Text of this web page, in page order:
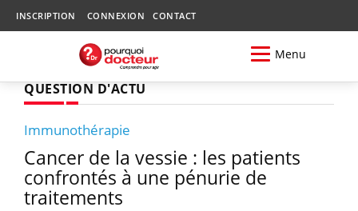
INSCRIPTION CONNEXION CONTACT
Menu
QUESTION D'ACTU
Immunothérapie
Cancer de la vessie : les patients
confrontés à une pénurie de
traitements